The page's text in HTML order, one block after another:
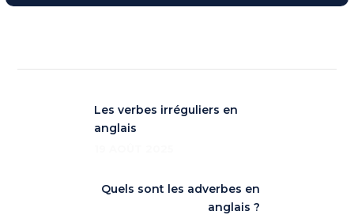
Les verbes irréguliers en
anglais
Quels sont les adverbes en
anglais ?